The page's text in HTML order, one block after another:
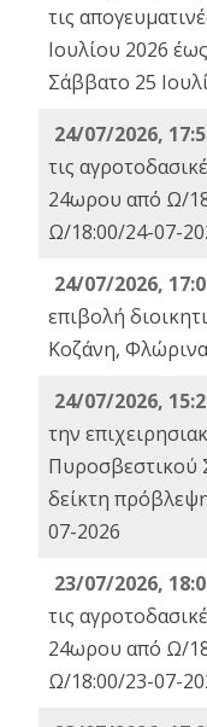
τις
Ιουλίου 2026
Σάββατο 25
24/07/2026,
τις
24ωρου από Ω/
Ω/18:00/24-07-
24/07/2026,
επιβολή
Κοζάνη,
24/07/2026,
την
Πυροσβεστικού
δείκτη
07-2026
23/07/2026,
τις
24ωρου από Ω/
Ω/18:00/23-07-